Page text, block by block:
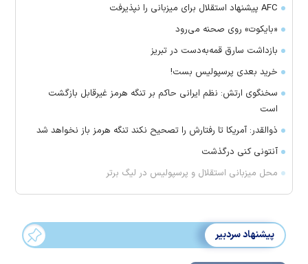
AFC پیشنهاد استقلال برای میزبانی را نپذیرفت
«بایکوت» روی صحنه می‌رود
بازداشت سارق قمه‌به‌دست در تبریز
خرید بعدی پرسپولیس بست!
سخنگوی ارتش: نظم ایرانی حاکم بر تنگه هرمز غیرقابل بازگشت
است
ذوالقدر: آمریکا تا رفتارش را تصحیح نکند تنگه هرمز باز نخواهد شد
آنتونی کنی درگذشت
محل میزبانی استقلال و پرسپولیس در لیگ برتر
پیشنهاد سردبیر